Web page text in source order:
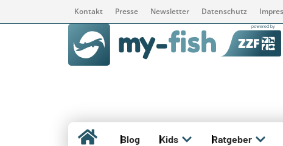
Kontakt Presse Newsletter Datenschutz
Blog Kids Ratgeber